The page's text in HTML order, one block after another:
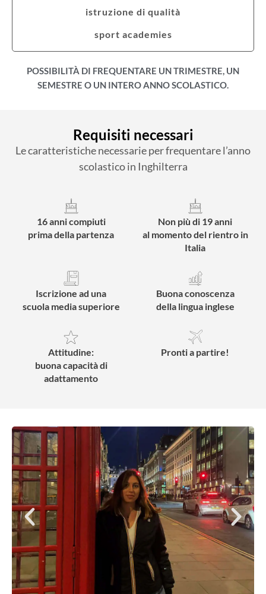
istruzione di qualità
sport academies
POSSIBILITÀ DI FREQUENTARE UN TRIMESTRE, UN
SEMESTRE O UN INTERO ANNO SCOLASTICO.
Requisiti necessari
Le caratteristiche necessarie per frequentare l’anno
scolastico in Inghilterra
16 anni compiuti
prima della partenza
Non più di 19 anni
al momento del rientro in
Italia
Iscrizione ad una
scuola media superiore
Buona conoscenza
della lingua inglese
Attitudine:
buona capacità di
adattamento
Pronti a partire!